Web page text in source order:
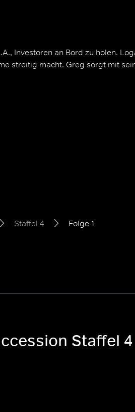
Investoren an Bord zu holen.
streitig macht. Greg sorgt mit
Staffel 4 Folge 1
Staffel 4